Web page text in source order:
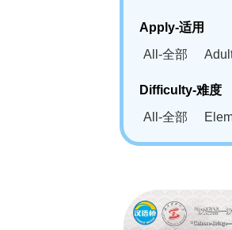
Bahasa
Swahili(SW)-
Apply-适用
All-全部
Difficulty-难度
All-全部